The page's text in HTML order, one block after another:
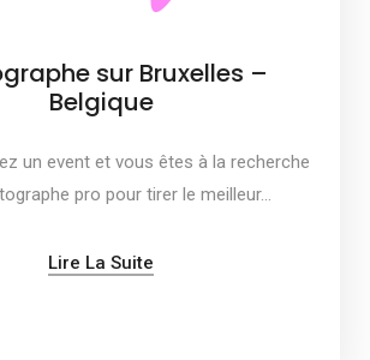
sur Bruxelles –
Belgique
un event et vous êtes à la recherche
pro pour tirer le meilleur…
Lire La Suite